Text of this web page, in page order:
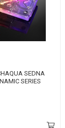
SEDNA
SERIES